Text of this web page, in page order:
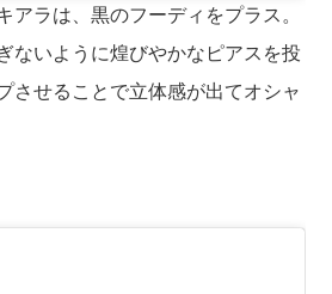
アラは、黒のフーディをプラス。
ないように煌びやかなピアスを投
させることで立体感が出てオシャ